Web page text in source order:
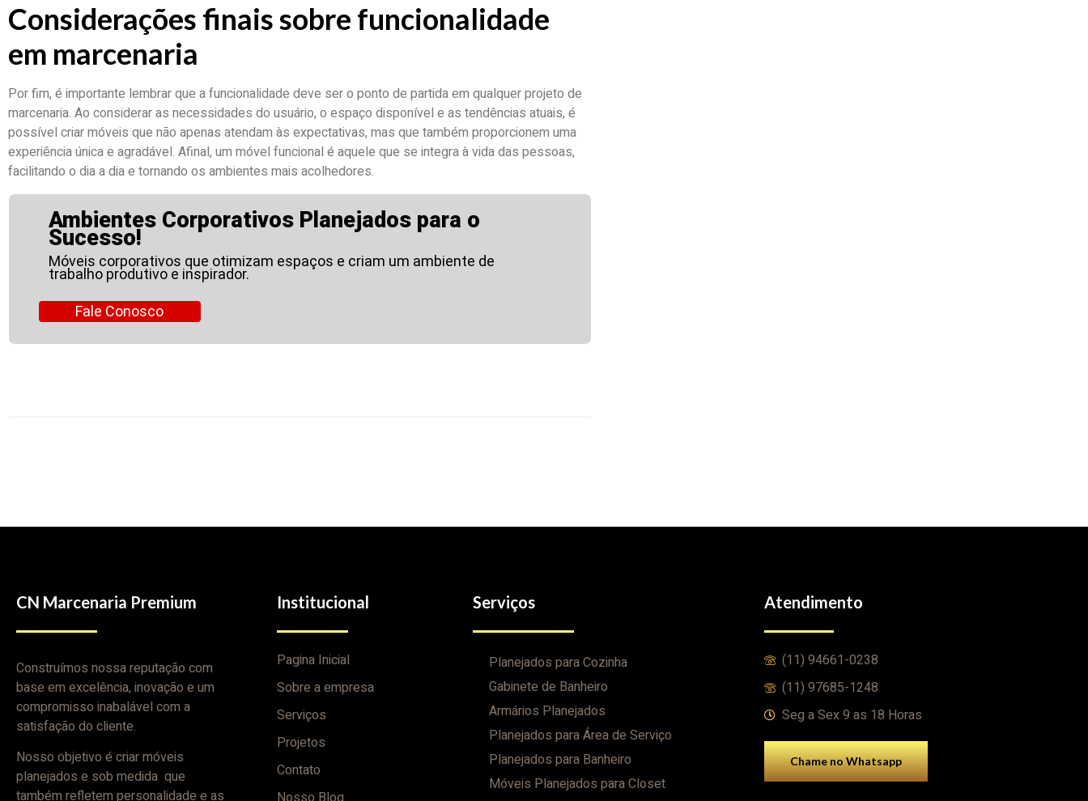
Considerações finais sobre funcionalidade
em marcenaria
Por fim, é importante lembrar que a funcionalidade deve ser o ponto de partida em qualquer projeto de
marcenaria. Ao considerar as necessidades do usuário, o espaço disponível e as tendências atuais, é
possível criar móveis que não apenas atendam às expectativas, mas que também proporcionem uma
experiência única e agradável. Afinal, um móvel funcional é aquele que se integra à vida das pessoas,
facilitando o dia a dia e tornando os ambientes mais acolhedores.
Ambientes Corporativos Planejados para o
Sucesso!
Móveis corporativos que otimizam espaços e criam um ambiente de
trabalho produtivo e inspirador.
Fale Conosco
CN Marcenaria Premium
Construímos nossa reputação com
base em excelência, inovação e um
compromisso inabalável com a
satisfação do cliente.
Nosso objetivo é criar móveis
planejados e sob medida que
também refletem personalidade e as
Institucional
Pagina Inicial
Sobre a empresa
Serviços
Projetos
Contato
Serviços
Planejados para Cozinha
Gabinete de Banheiro
Armários Planejados
Planejados para Área de Serviço
Planejados para Banheiro
Móveis Planejados para Closet
Atendimento
(11) 94661-0238
(11) 97685-1248
Seg a Sex 9 as 18 Horas
Chame no Whatsapp